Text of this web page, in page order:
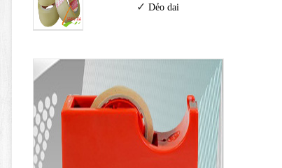
✓ Dẻo dai